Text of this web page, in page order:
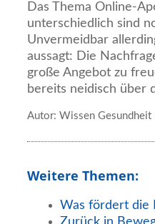
Das Thema Online-
unterschiedlich sind
Unvermeidbar
aussagt: Die
große Angebot zu
bereits neidisch über
Autor: Wissen Gesundheit
Weitere Themen:
Was fördert die
Zurück in